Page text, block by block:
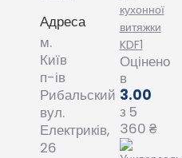
Адреса
м.
Київ
п-ів
Рибальский
вул.
Електриків,
26
кухонної
витяжки
KDF1
Оцінено
в
3.00
з 5
360 ₴